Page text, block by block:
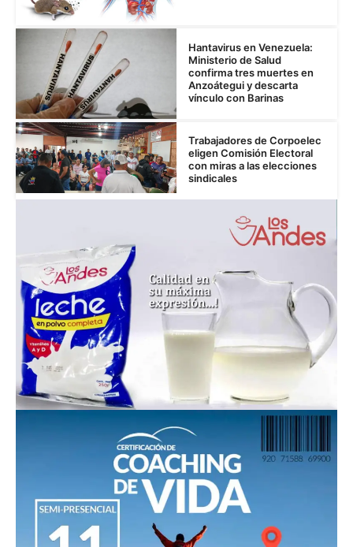
Hantavirus en Venezuela:
Ministerio de Salud
confirma tres muertes en
Anzoátegui y descarta
vínculo con Barinas
Trabajadores de Corpoelec
eligen Comisión Electoral
con miras a las elecciones
sindicales